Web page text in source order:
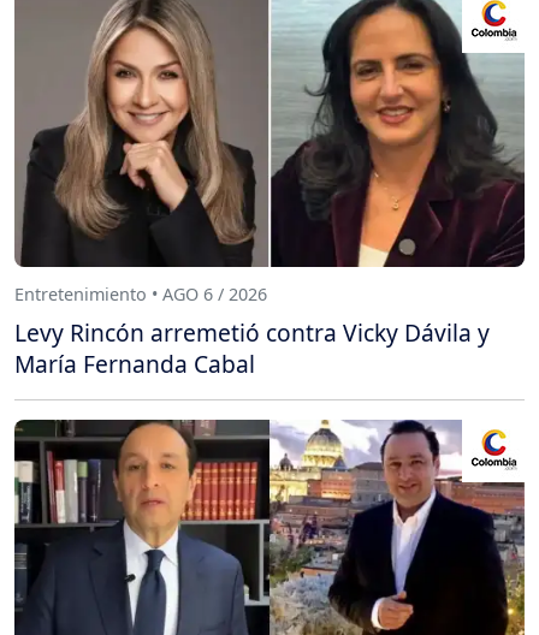
Entretenimiento • AGO 6 / 2026
Levy Rincón arremetió contra Vicky Dávila y
María Fernanda Cabal